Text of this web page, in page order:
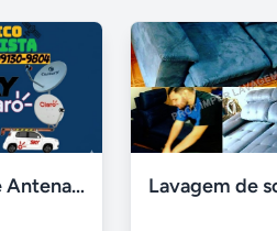
Instalador de Antena Digital em Brasília